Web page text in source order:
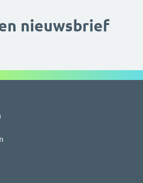
nieuwsbrief